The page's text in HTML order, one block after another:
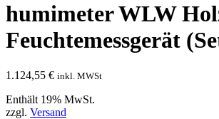
humimeter WLW
Feuchtemessgerät
1.124,55 € inkl. MWSt
Enthält 19% MwSt.
zzgl. Versand